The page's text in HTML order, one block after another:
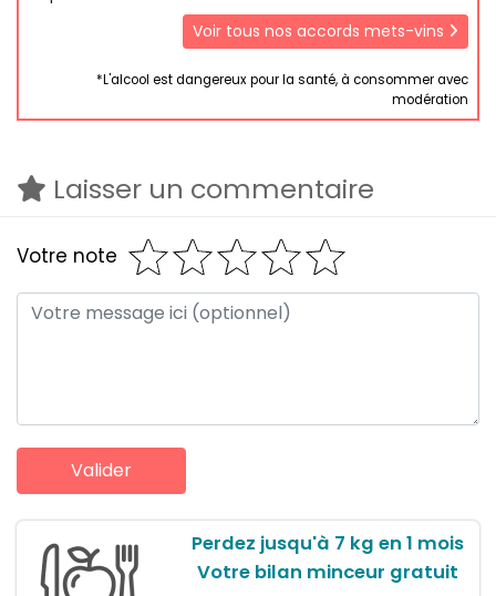
Voir tous nos accords mets-vins
*L'alcool est dangereux pour la santé, à consommer avec
modération
Laisser un commentaire
Votre note
Perdez jusqu'à 7 kg en 1 mois
Votre bilan minceur gratuit